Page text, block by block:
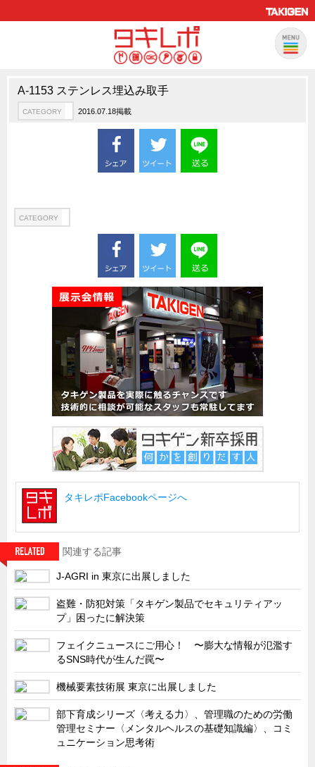
CATEGORY
新製品ロケットニュース
ハイセキュリティ錠前TAKシリーズ
CFRP（炭素繊維強化プラスチック）
ソリューション
試作・特注品の事例集
SDGs配慮・脱炭素
省力化製品
配電盤・分電盤・キュービクル
医療・福祉・介護関連
ロボット・自動化装置関連
二次電池関連
EV・PHEV充電器関連
再生可能エネルギー
農業関連
半導体製造装置関連
共同溝・無電柱化関連
サーバーラック・エンクロジャー
特装車・バス・トラック関連
フリーザー・フードマシナリー関連
自動販売機・自動改札機関連
鉄道車両・駅舎関連
CATEGORY 連載
A-1153 ステンレス埋込み取手
CATEGORY 2016.07.18掲載
CATEGORY
タキレポFacebookページへ
関連する記事
J-AGRI in 東京に出展しました
盗難・防犯対策「タキゲン製品でセキュリティアッ
プ」困ったに解決策
フェイクニュースにご用心！ 〜膨大な情報が氾濫す
るSNS時代が生んだ罠〜
機械要素技術展 東京に出展しました
部下育成シリーズ〈考える力〉、管理職のための労働
管理セミナー〈メンタルヘルスの基礎知識編〉、コミ
ュニケーション思考術